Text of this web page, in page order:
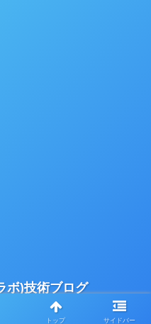
ボ)技術ブログ
ラボ)技術ブログ.
トップ サイドバー